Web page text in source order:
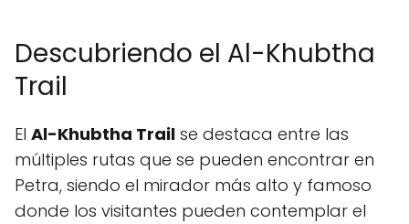
Descubriendo el Al-Khubtha
Trail
El Al-Khubtha Trail se destaca entre las
múltiples rutas que se pueden encontrar en
Petra, siendo el mirador más alto y famoso
donde los visitantes pueden contemplar el